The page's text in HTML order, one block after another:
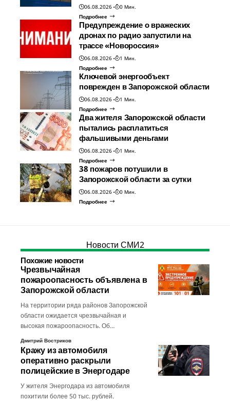
06.08.2026
0 Мин.
Подробнее
Предупреждение о вражеских
дронах по радио запустили на
трассе «Новороссия»
06.08.2026
1 Мин.
Подробнее
Ключевой энергообъект
поврежден в Запорожской области
06.08.2026
1 Мин.
Подробнее
Два жителя Запорожской области
пытались расплатиться
фальшивыми деньгами
06.08.2026
1 Мин.
Подробнее
38 пожаров потушили в
Запорожской области за сутки
06.08.2026
0 Мин.
Подробнее
Новости СМИ2
Похожие новости
Чрезвычайная
пожароопасность объявлена в
Запорожской области
На территории ряда районов Запорожской
области ожидается чрезвычайная и
высокая пожароопасность. Об…
Дмитрий Востриков
Кражу из автомобиля
оперативно раскрыли
полицейские в Энергодаре
У жителя Энергодара из автомобиля
похитили более 50 тыс. рублей.